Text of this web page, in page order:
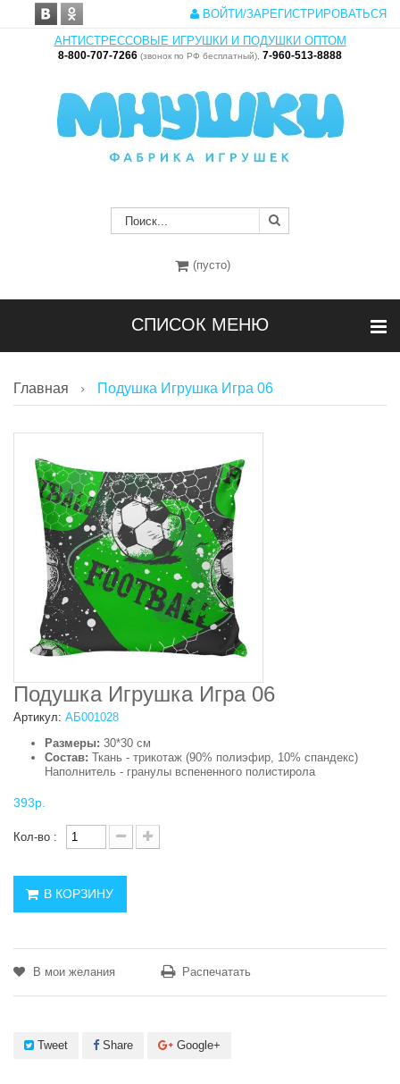
ВОЙТИ/ЗАРЕГИСТРИРОВАТЬСЯ
АНТИСТРЕССОВЫЕ ИГРУШКИ И ПОДУШКИ ОПТОМ
8-800-707-7266 (звонок по РФ бесплатный), 7-960-513-8888
(пусто)
СПИСОК МЕНЮ
Главная Подушка Игрушка Игра 06
Подушка Игрушка Игра 06
Артикул: АБ001028
Размеры: 30*30 см
Состав: Ткань - трикотаж (90% полиэфир, 10% спандекс)
Наполнитель - гранулы вспененного полистирола
393р.
Кол-во :
В КОРЗИНУ
В мои желания Распечатать
Tweet Share Google+